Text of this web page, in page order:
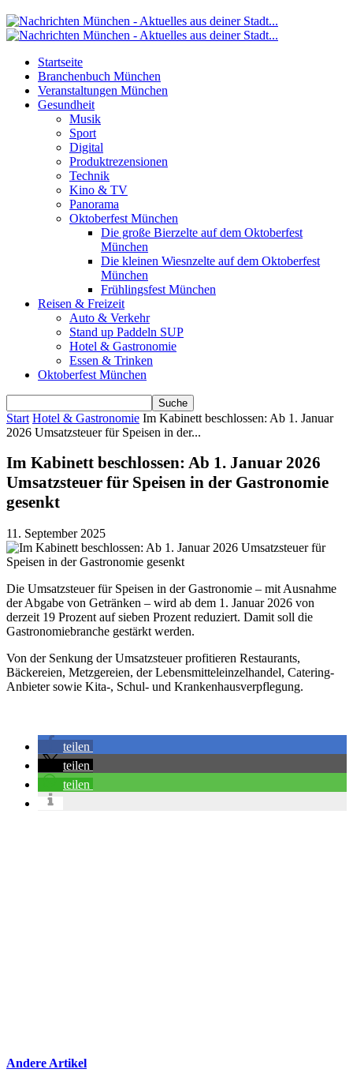
Startseite
Branchenbuch München
Veranstaltungen München
Gesundheit
Musik
Sport
Digital
Produktrezensionen
Technik
Kino & TV
Panorama
Oktoberfest München
Die große Bierzelte auf dem Oktoberfest
München
Die kleinen Wiesnzelte auf dem Oktoberfest
München
Frühlingsfest München
Reisen & Freizeit
Auto & Verkehr
Stand up Paddeln SUP
Hotel & Gastronomie
Essen & Trinken
Oktoberfest München
Start Hotel & Gastronomie Im Kabinett beschlossen: Ab 1. Januar
2026 Umsatzsteuer für Speisen in der...
Im Kabinett beschlossen: Ab 1. Januar 2026
Umsatzsteuer für Speisen in der Gastronomie
gesenkt
11. September 2025
Die Umsatzsteuer für Speisen in der Gastronomie – mit Ausnahme
der Abgabe von Getränken – wird ab dem 1. Januar 2026 von
derzeit 19 Prozent auf sieben Prozent reduziert. Damit soll die
Gastronomiebranche gestärkt werden.
Von der Senkung der Umsatzsteuer profitieren Restaurants,
Bäckereien, Metzgereien, der Lebensmitteleinzelhandel, Catering-
Anbieter sowie Kita-, Schul- und Krankenhausverpflegung.
teilen
teilen
teilen
Andere Artikel